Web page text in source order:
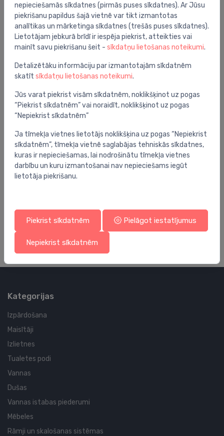
Jums varētu arī interesēt
148.00 €
Kategorijas
Izpārdošana
Maisītāji
Izlietnes
Tualetes podi
Vannas
Dušas
Vannas istabas piederumi
Mēbeles
Rāmji un skalošanas sistēmas
nepieciešamās sīkdatnes (pirmās puses sīkdatnes). Ar Jūsu
piekrišanu papildus šajā vietnē var tikt izmantotas
analītikas un mārketinga sīkdatnes (trešās puses sīkdatnes).
Lietotājam jebkurā brīdī ir iespēja piekrist, atteikties vai
mainīt savu piekrišanu šeit - sīkdatņu lietošanas noteikumi.
Detalizētāku informāciju par izmantotajām sīkdatnēm
skatīt sīkdatņu lietošanas noteikumi.
Jūs varat piekrist visām sīkdatnēm, noklikšķinot uz pogas
“Piekrist sīkdatnēm” vai noraidīt, noklikšķinot uz pogas
“Nepiekrist sīkdatnēm”
Ja tīmekļa vietnes lietotājs noklikšķina uz pogas “Nepiekrist
sīkdatnēm”, tīmekļa vietnē saglabājas tehniskās sīkdatnes,
kuras ir nepieciešamas, lai nodrošinātu tīmekļa vietnes
darbību un kuru izmantošanai nav nepieciešams iegūt
lietotāja piekrišanu.
Piekrist sīkdatnēm Pielāgot iestatījumus
Nepiekrist sīkdatnēm